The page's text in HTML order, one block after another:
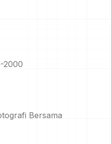
2000
Bersama